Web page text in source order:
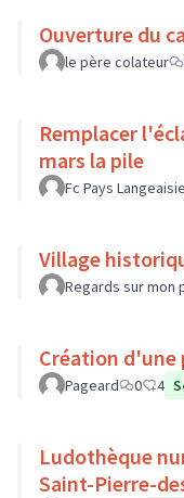
Ouverture du
le père colateur
Remplacer
mars la pile
Fc Pays
Village
Regards sur mon
Création d'une
Pageard 0 4
Ludothèque
Saint-Pierre-